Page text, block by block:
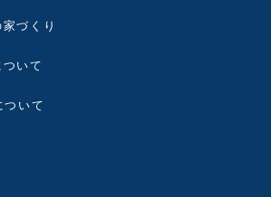
づくり
いて
いて